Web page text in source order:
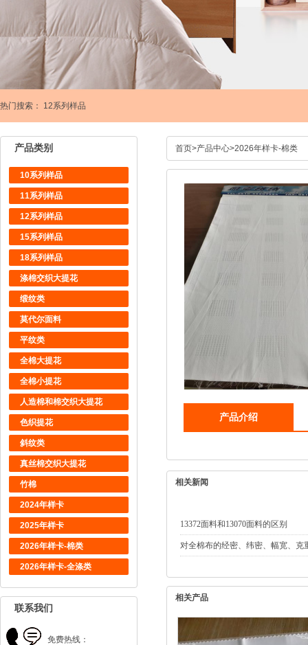
热门搜索： 12系列样品
产品类别
10系列样品
11系列样品
12系列样品
15系列样品
18系列样品
涤棉交织大提花
缎纹类
莫代尔面料
平纹类
全棉大提花
全棉小提花
人造棉和棉交织大提花
色织提花
斜纹类
真丝棉交织大提花
竹棉
2024年样卡
2025年样卡
2026年样卡-棉类
2026年样卡-全涤类
联系我们
免费热线：
首页>产品中心>2026年样卡-棉类
产品介绍
相关新闻
13372面料和13070面料的区别
对全棉布的经密、纬密、幅宽、克
相关产品